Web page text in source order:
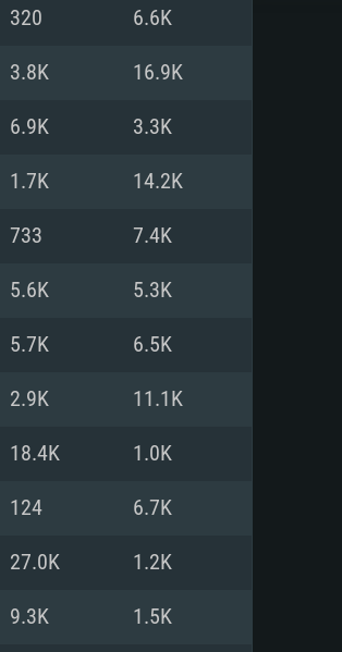
11 ou plus et
plus, Radeon RX
à haut débit
II ou plus avec
à haut débit
les derniers
pour AMD
drivers de
320 6.6K
3.8K 16.9K
6.9K 3.3K
1.7K 14.2K
733 7.4K
5.6K 5.3K
5.7K 6.5K
2.9K 11.1K
18.4K 1.0K
124 6.7K
27.0K 1.2K
9.3K 1.5K